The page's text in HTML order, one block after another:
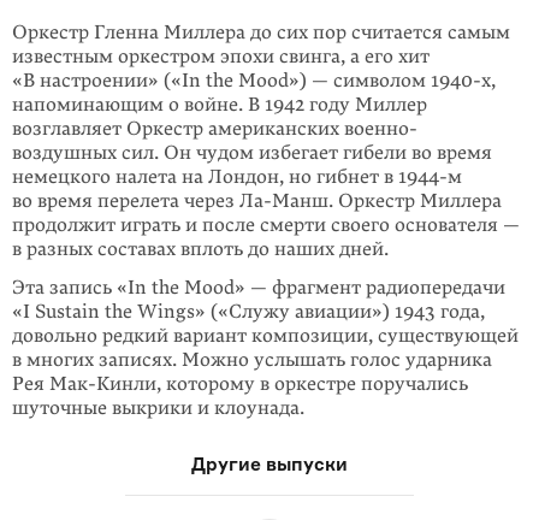
Оркестр Гленна Миллера до сих пор считается самым
известным оркестром эпохи свинга, а его хит
«В настроении» («In the Mood») — символом 1940-х,
напоминающим о войне. В 1942 году Миллер
возглавляет Оркестр американ­ских военно-
воздушных сил. Он чудом избегает гибели во время
немецкого налета на Лондон, но гибнет в 1944-м
во время перелета через Ла-Манш. Оркестр Миллера
продолжит играть и после смерти своего основателя —
в разных составах вплоть до наших дней.
Эта запись «In the Mood» — фрагмент радио­передачи
«I Sustain the Wings» («Служу авиации») 1943 года,
довольно редкий вариант композиции, суще­ствующей
в многих записях. Можно услы­шать голос ударника
Рея Мак-Кинли, которому в оркестре поручались
шуточ­ные выкрики и клоунада.
Другие выпуски